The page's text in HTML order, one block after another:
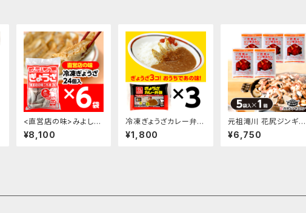
<直営店の味>みよしの
冷凍生ぎょうざ×6袋
¥8,100
冷凍ぎょうざカレー弁当
300g×3袋
¥1,800
元祖滝川 花尻ジンギス
カン(冷凍)/Bセット(5袋
入･1箱)
¥6,750